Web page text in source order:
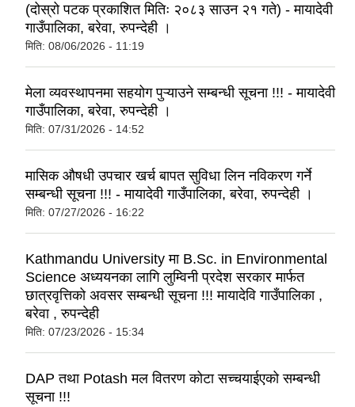
(दोस्रो पटक प्रकाशित मितिः २०८३ साउन २१ गते) - मायादेवी
गाउँपालिका, बरेवा, रुपन्देही ।
मिति: 08/06/2026 - 11:19
मेला व्यवस्थापनमा सहयोग पुऱ्याउने सम्बन्धी सूचना !!! - मायादेवी
गाउँपालिका, बरेवा, रुपन्देही ।
मिति: 07/31/2026 - 14:52
मासिक औषधी उपचार खर्च बापत सुविधा लिन नविकरण गर्ने
सम्बन्धी सूचना !!! - मायादेवी गाउँपालिका, बरेवा, रुपन्देही ।
मिति: 07/27/2026 - 16:22
Kathmandu University मा B.Sc. in Environmental
Science अध्ययनका लागि लुम्विनी प्रदेश सरकार मार्फत
छात्रवृत्तिको अवसर सम्बन्धी सूचना !!! मायादेवि गाउँपालिका ,
बरेवा , रुपन्देही
मिति: 07/23/2026 - 15:34
DAP तथा Potash मल वितरण कोटा सच्चयाईएको सम्बन्धी
सूचना !!!